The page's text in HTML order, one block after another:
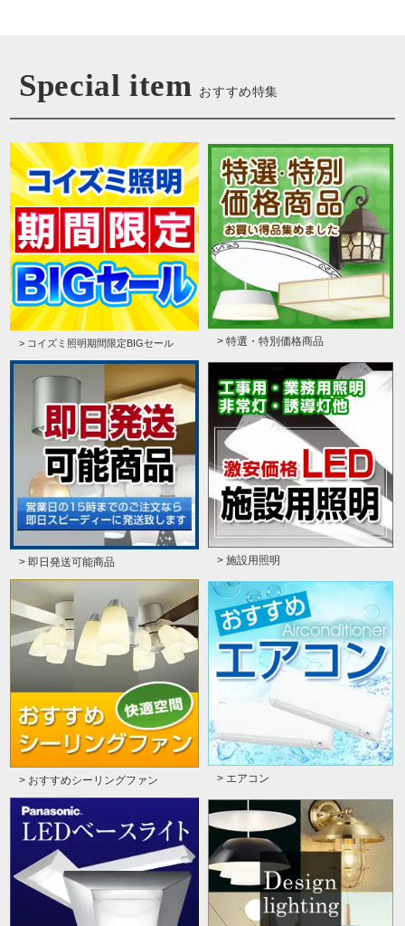
Special item おすすめ特集
> コイズミ照明期間限定BIGセール > 特選・特別価格商品
> 即日発送可能商品 > 施設用照明
> おすすめシーリングファン > エアコン